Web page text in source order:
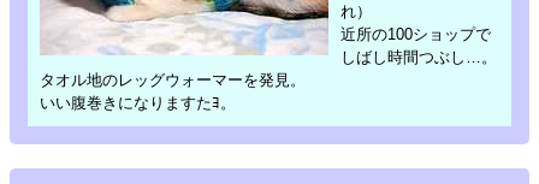
れ）
近所の100ショップで
しばし時間つぶし…。
タオル地のレッグウォーマーを発見。
いい腹巻きになりますたﾖ。